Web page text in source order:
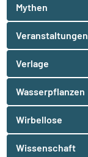
Mythen
Veranstaltungen
Verlage
Wasserpflanzen
Wirbellose
Wissenschaft